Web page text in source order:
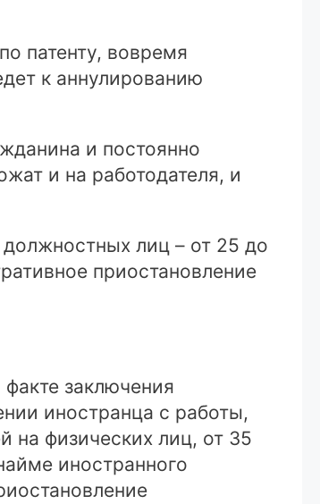
патенту, вовремя
к аннулированию
и постоянно
и на работодателя, и
лиц – от 25 до
приостановление
заключения
иностранца с работы,
на физических лиц, от 35
иностранного